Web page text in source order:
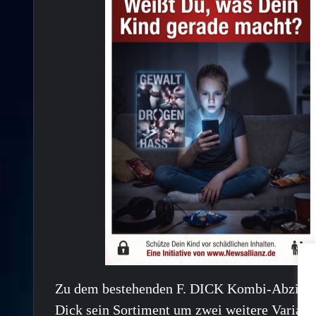
Zu dem bestehenden F. DICK Kombi-
Dick sein Sortiment um zwei weitere